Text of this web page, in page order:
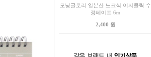
모닝글로리 일본산 노크식 이지클릭 수
정테이프 6m
2,400 원